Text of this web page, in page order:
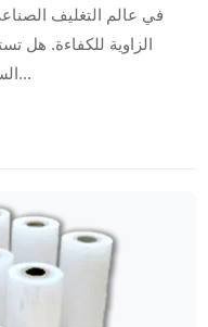
في عالم التغليف
الزاوية للكفاءة. هل
السريعة، أم تختار الحل المتوسط المناسب...